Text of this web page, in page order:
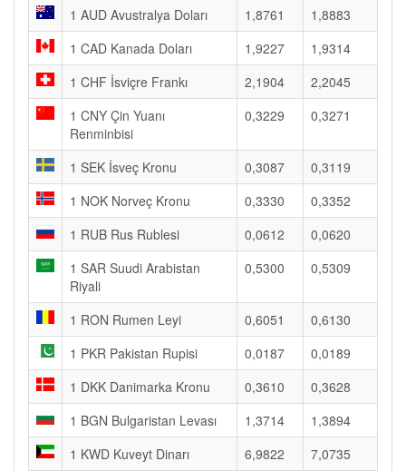
1 AUD Avustralya Doları
1,8761
1,8883
1 CAD Kanada Doları
1,9227
1,9314
1 CHF İsviçre Frankı
2,1904
2,2045
1 CNY Çin Yuanı
Renminbisi
0,3229 0,3271
1 SEK İsveç Kronu 0,3087
0,3119
1 NOK Norveç Kronu
0,3330
0,3352
1 RUB Rus Rublesi
0,0612
0,0620
1 SAR Suudi Arabistan
Riyali
0,5300 0,5309
1 RON Rumen Leyi 0,6051
0,6130
1 PKR Pakistan Rupisi
0,0187
0,0189
1 DKK Danimarka Kronu
0,3610
0,3628
1 BGN Bulgaristan Levası
1,3714
1,3894
1 KWD Kuveyt Dinarı
6,9822
7,0735